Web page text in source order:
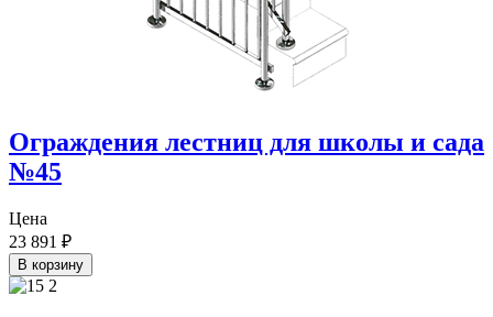
Ограждения лестниц для школы и сада
№45
Цена
23 891 ₽
В корзину